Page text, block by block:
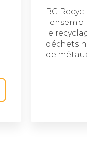
BG
le
déchets
de